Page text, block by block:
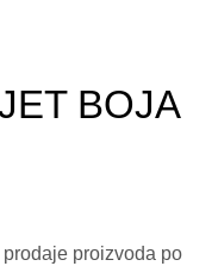
BOJA
proizvoda po